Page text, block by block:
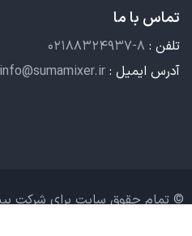
تماس با ما
تلفن : ۰۲۱۸۸۳۲۴۹۳۷-۸
آدرس ایمیل : info@sumamixer.ir
© تمام حقوق سایت برای شرکت